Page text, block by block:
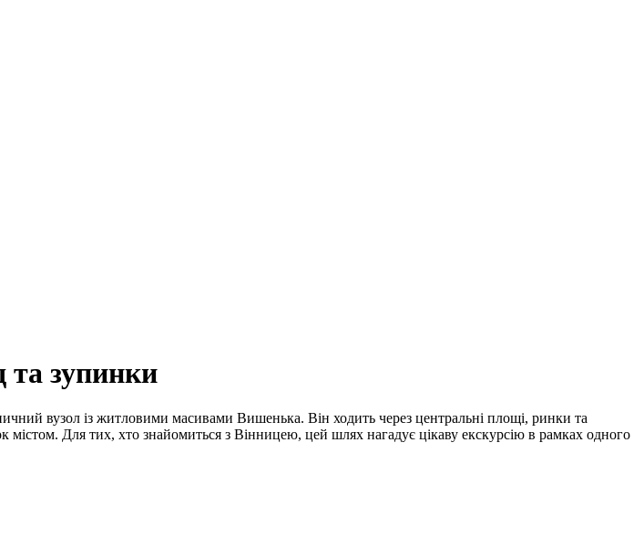
зупинки
вузол із житловими масивами Вишенька. Він ходить через центральні площі, ринки та
містом. Для тих, хто знайомиться з Вінницею, цей шлях нагадує цікаву екскурсію в рамках одного